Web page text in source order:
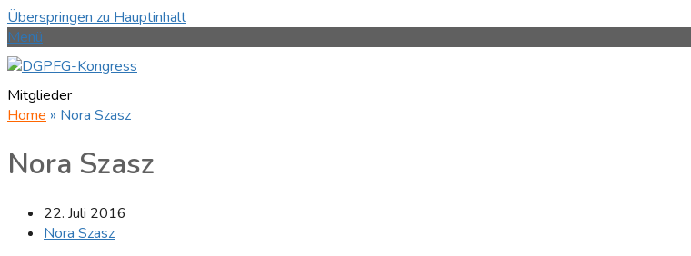
Überspringen zu Hauptinhalt
Menü
Mitglieder
Home » Nora Szasz
Nora Szasz
22. Juli 2016
Nora Szasz